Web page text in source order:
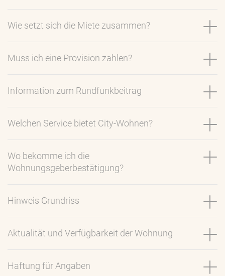
Wie setzt sich die Miete zusammen?
Muss ich eine Provision zahlen?
Information zum Rundfunkbeitrag
Welchen Service bietet City-Wohnen?
Wo bekomme ich die
Wohnungsgeberbestätigung?
Hinweis Grundriss
Aktualität und Verfügbarkeit der Wohnung
Haftung für Angaben